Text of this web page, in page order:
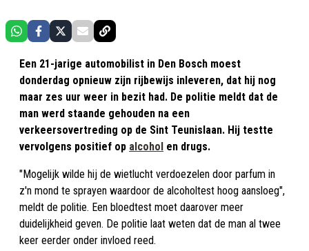
Een 21-jarige automobilist in Den Bosch moest
donderdag opnieuw zijn rijbewijs inleveren, dat hij nog
maar zes uur weer in bezit had. De politie meldt dat de
man werd staande gehouden na een
verkeersovertreding op de Sint Teunislaan. Hij testte
vervolgens positief op alcohol en drugs.
"Mogelijk wilde hij de wietlucht verdoezelen door parfum in
z'n mond te sprayen waardoor de alcoholtest hoog aansloeg",
meldt de politie. Een bloedtest moet daarover meer
duidelijkheid geven. De politie laat weten dat de man al twee
keer eerder onder invloed reed.